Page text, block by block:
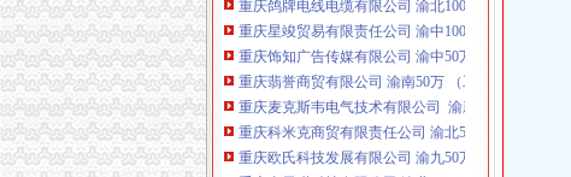
重庆星竣贸易有限责任公司 渝中100万 （进出口权）
重庆饰知广告传媒有限公司 渝中50万 （工商注册）
重庆翡誉商贸有限公司 渝南50万 （工商注册）
重庆麦克斯韦电气技术有限公司 渝新 （工商注册）
重庆科米克商贸有限责任公司 渝北50万 （工商注册）
重庆欧氏科技发展有限公司 渝九50万 （进出口权）
重庆嘉天琪科技有限公司 渝北30万 （工商注册）